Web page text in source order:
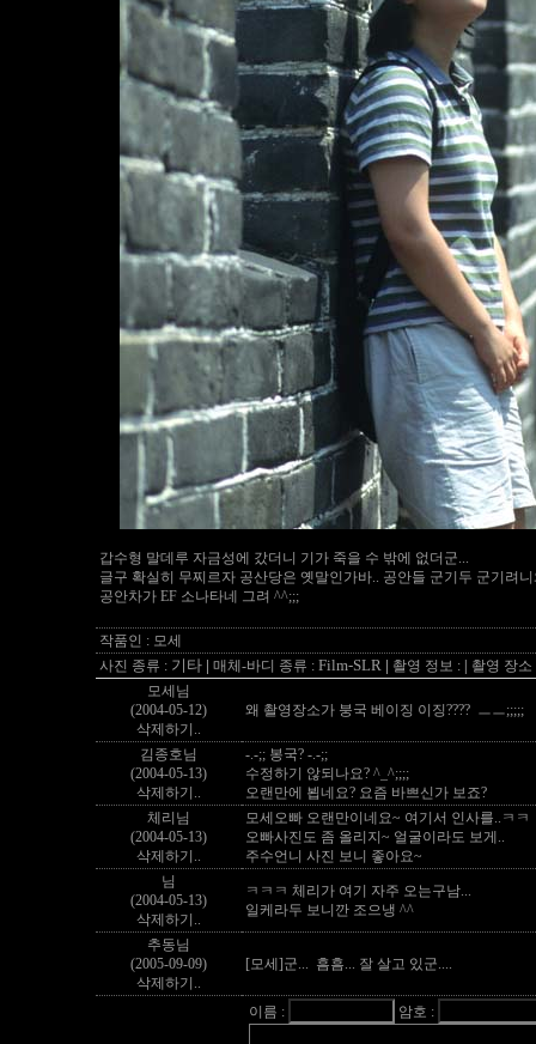
갑수형 말데루 자금성에 갔더니 기가 죽을 수 밖에 없더군...
글구 확실히 무찌르자 공산당은 옛말인가바.. 공안들 군기두 군기려니
공안차가 EF 소나타네 그려 ^^;;;
작품인 : 모세
사진 종류 : 기타 | 매체-바디 종류 : Film-SLR | 촬영 정보 :
촬영 장
모세님
(2004-05-12)
삭제하기..
왜 촬영장소가 붕국 베이징 이징???? ㅡㅡ;;;;;
김종호님
(2004-05-13)
삭제하기..
-.-;; 봉국? -.-;;
수정하기 않되나요? ^_^;;;;
오랜만에 뵙네요? 요즘 바쁘신가 보죠?
체리님
(2004-05-13)
삭제하기..
모세오빠 오랜만이네요~ 여기서 인사를..ㅋㅋ
오빠사진도 좀 올리지~ 얼굴이라도 보게..
주수언니 사진 보니 좋아요~
님
(2004-05-13)
삭제하기..
ㅋㅋㅋ 체리가 여기 자주 오는구남...
일케라두 보니깐 조으냉 ^^
추동님
(2005-09-09)
삭제하기..
[모세]군... 흠흠... 잘 살고 있군....
이름 : 암호 :